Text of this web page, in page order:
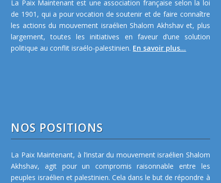
La Paix Maintenant est une association française selon la loi
de 1901, qui a pour vocation de soutenir et de faire connaître
les actions du mouvement israélien Shalom Akhshav et, plus
largement, toutes les initiatives en faveur d’une solution
politique au conflit israélo-palestinien. En savoir plus...
NOS POSITIONS
La Paix Maintenant, à l’instar du mouvement israélien Shalom
Akhshav, agit pour un compromis raisonnable entre les
peuples israélien et palestinien. Cela dans le but de répondre à